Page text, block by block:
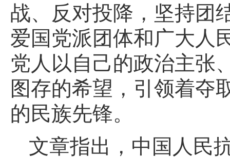
战、反对投降，坚持团
爱国党派团体和广大人
党人以自己的政治主张
图存的希望，引领着夺
的民族先锋。
文章指出，中国人民